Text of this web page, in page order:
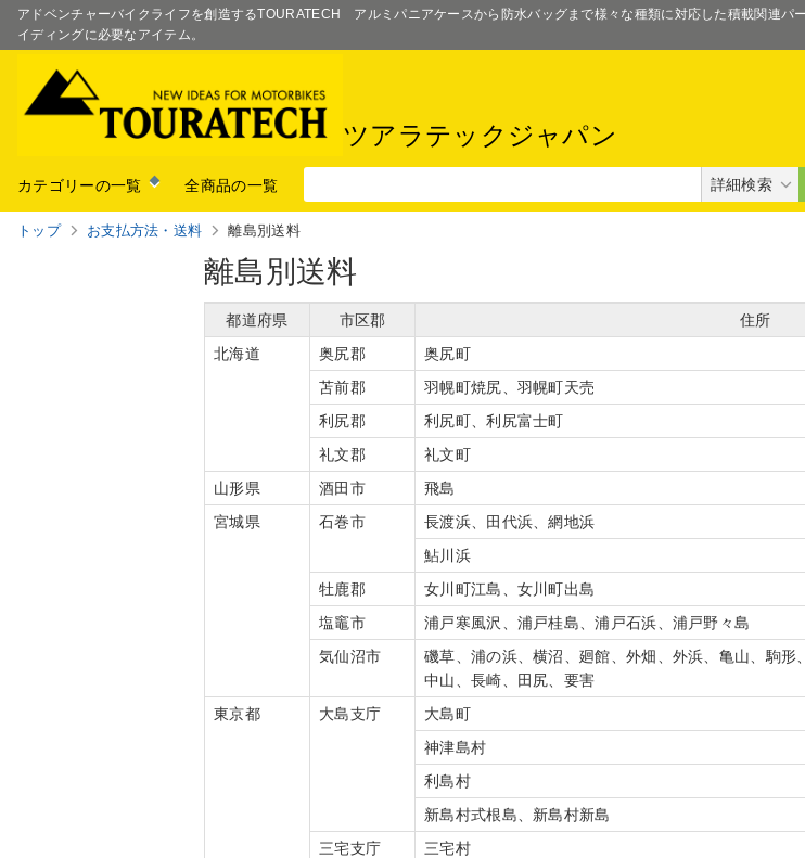
アドベンチャーバイクライフを創造するTOURATECH アルミパニアケースから防水バッグまで様々な種類に対応した積載関連
イディングに必要なアイテム。
ツアラテックジャパン
カテゴリーの一覧 全商品の一覧 詳細検索
トップ お支払方法・送料 離島別送料
離島別送料
都道府県 市区郡 住所
北海道
奥尻郡 奥尻町
苫前郡
羽幌町焼尻、羽幌町天売
利尻郡
利尻町、利尻富士町
礼文郡
礼文町
山形県
酒田市 飛島
宮城県
石巻市 長渡浜、田代浜、網地浜
鮎川浜
牡鹿郡
女川町江島、女川町出島
塩竈市
浦戸寒風沢、浦戸桂島、浦戸石浜、浦戸野々島
気仙沼市
磯草、浦の浜、横沼、廻館、外畑、外浜、亀山、駒形
中山、長崎、田尻、要害
東京都 大島支庁 大島町
神津島村
利島村
新島村式根島、新島村新島
三宅支庁
三宅村